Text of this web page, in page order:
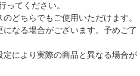
ってください。
どちらでもご使用いただけます。
なる場合がございます。予めご了
により実際の商品と異なる場合が